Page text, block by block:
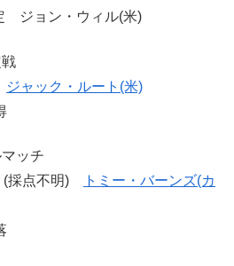
ジョン・ウィル(米)
ジャック・ルート(米)
ッチ
(採点不明)
トミー・バーンズ(カ